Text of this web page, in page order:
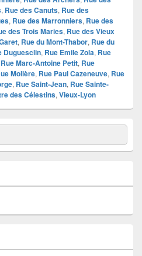
, Rue des Canuts, Rue des
, Rue des Marronniers, Rue des
des Trois Maries, Rue des Vieux
, Rue du Mont-Thabor, Rue du
Duguesclin, Rue Emile Zola, Rue
Rue Marc-Antoine Petit, Rue
Molière, Rue Paul Cazeneuve, Rue
, Rue Saint-Jean, Rue Sainte-
des Célestins, Vieux-Lyon